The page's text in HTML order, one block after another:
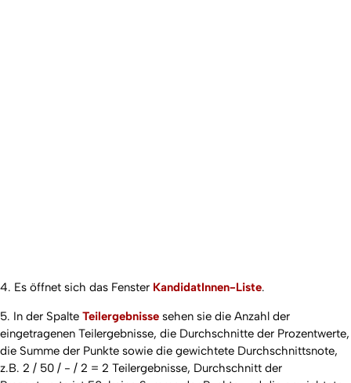
4. Es öffnet sich das Fenster KandidatInnen-Liste.
5. In der Spalte Teilergebnisse sehen sie die Anzahl der
eingetragenen Teilergebnisse, die Durchschnitte der Prozentwerte,
die Summe der Punkte sowie die gewichtete Durchschnittsnote,
z.B. 2 / 50 / - / 2 = 2 Teilergebnisse, Durchschnitt der